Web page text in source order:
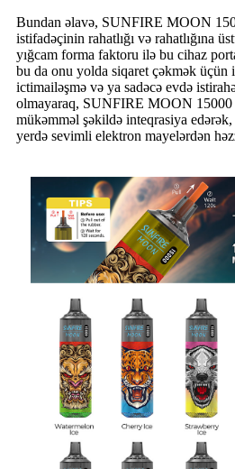
Bundan əlavə, SUNFIRE MOON
istifadəçinin rahatlığı və rahatlığına
yığcam forma faktoru ilə bu cihaz
bu da onu yolda siqaret çəkmək üçün
ictimailəşmə və ya sadəcə evdə
olmayaraq, SUNFIRE MOON 15000
mükəmməl şəkildə inteqrasiya
yerdə sevimli elektron mayelərdən